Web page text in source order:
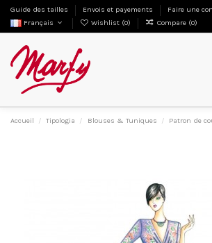
Guide des tailles Envois et payements
Faire une
Français
Wishlist (0) Compare (0)
Accueil Tipologia Blouses & Tuniques Patron de